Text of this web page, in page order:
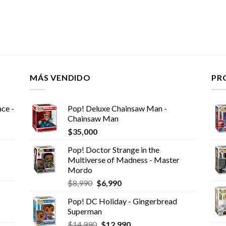
-
MÁS VENDIDO
Pop! Deluxe Chainsaw Man -
Chainsaw Man
$35,000
Pop! Doctor Strange in the
Multiverse of Madness - Master
Mordo
$8,990 El
original
era:
$6,990El
actual
Pop! DC Holiday - Gingerbread
Superman
El El